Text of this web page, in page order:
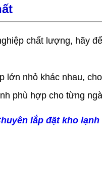
chất lượng, hãy
nhỏ khác nhau,
phù hợp cho từng
lắp đặt kho lạnh